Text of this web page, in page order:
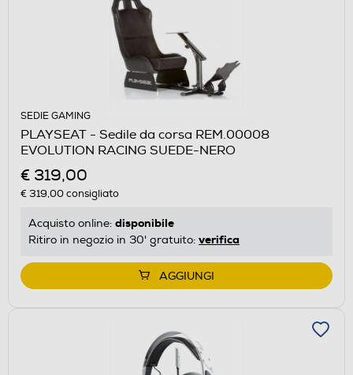
SEDIE GAMING
PLAYSEAT - Sedile da corsa REM.00008
EVOLUTION RACING SUEDE-NERO
€ 319,00
€ 319,00consigliato
Acquisto online: disponibile
Ritiro in negozio in 30' gratuito: verifica
AGGIUNGI